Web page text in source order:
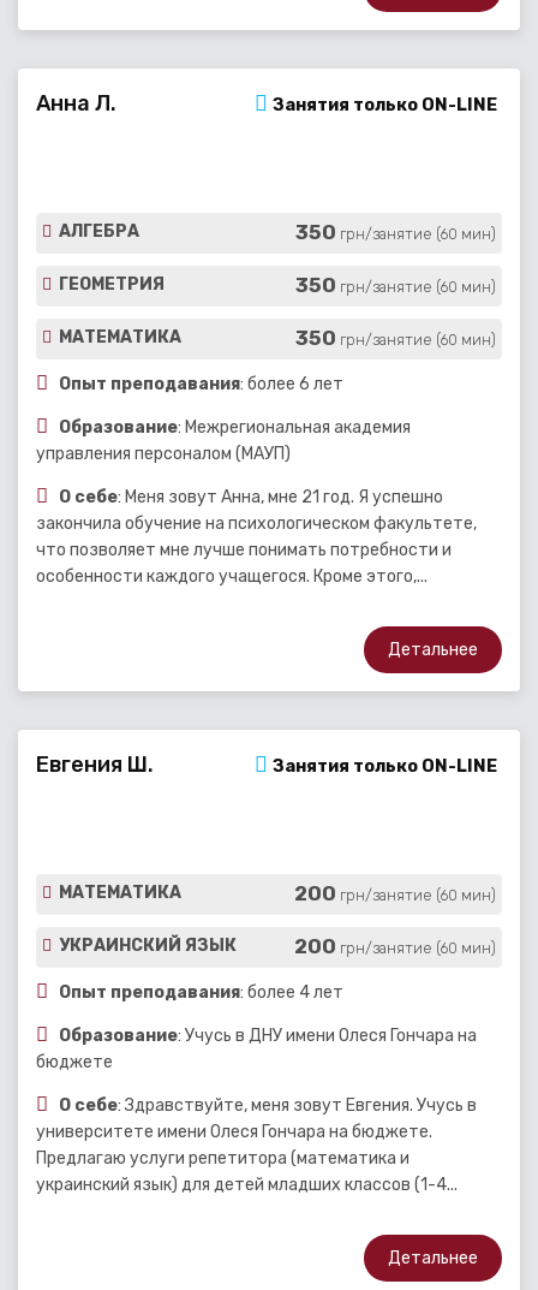
Анна Л. Занятия только ON-LINE
АЛГЕБРА 350 грн/занятие (60 мин)
ГЕОМЕТРИЯ 350 грн/занятие (60 мин)
МАТЕМАТИКА 350 грн/занятие (60 мин)
Опыт преподавания: более 6 лет
Образование: Межрегиональная академия
управления персоналом (МАУП)
О себе: Меня зовут Анна, мне 21 год. Я успешно
закончила обучение на психологическом факультете,
что позволяет мне лучше понимать потребности и
особенности каждого учащегося. Кроме этого,...
Детальнее
Евгения Ш. Занятия только ON-LINE
МАТЕМАТИКА 200 грн/занятие (60 мин)
УКРАИНСКИЙ ЯЗЫК 200 грн/занятие (60 мин)
Опыт преподавания: более 4 лет
Образование: Учусь в ДНУ имени Олеся Гончара на
бюджете
О себе: Здравствуйте, меня зовут Евгения. Учусь в
университете имени Олеся Гончара на бюджете.
Предлагаю услуги репетитора (математика и
украинский язык) для детей младших классов (1-4...
Детальнее